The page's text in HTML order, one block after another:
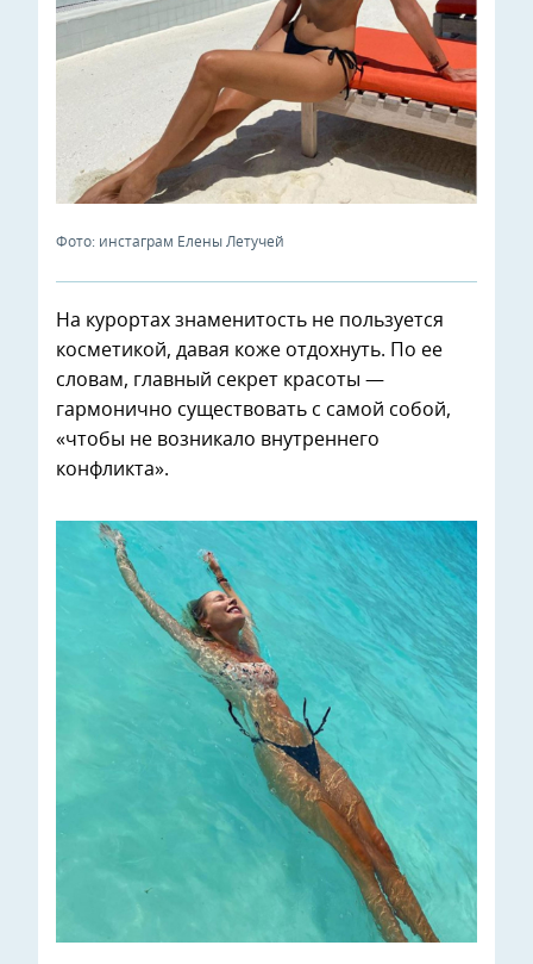
Фото: инстаграм Елены Летучей
На курортах знаменитость не пользуется
косметикой, давая коже отдохнуть. По ее
словам, главный секрет красоты —
гармонично существовать с самой собой,
«чтобы не возникало внутреннего
конфликта».